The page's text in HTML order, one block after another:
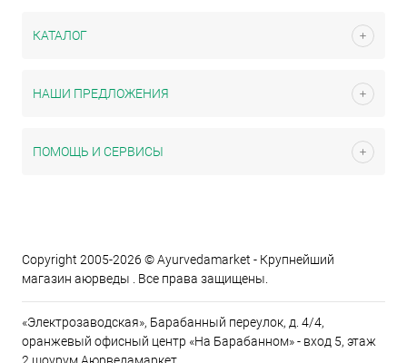
КАТАЛОГ
НАШИ ПРЕДЛОЖЕНИЯ
ПОМОЩЬ И СЕРВИСЫ
Copyright 2005-2026 © Ayurvedamarket - Крупнейший
магазин аюрведы . Все права защищены.
«Электрозаводская», Барабанный переулок, д. 4/4,
оранжевый офисный центр «На Барабанном» - вход 5, этаж